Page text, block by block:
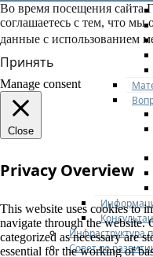
Инфраструктура
Совет по
Во время посещения сайта
соглашаетесь с тем, что
данные с использованием
Принять
Manage consent
Close
Privacy Overview
This website uses cookies to
navigate through the website.
categorized as necessary are
essential for the working of